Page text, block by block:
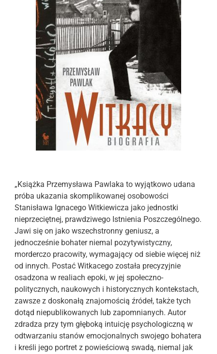
„Książka Przemysława Pawlaka to wyjątkowo udana
próba ukazania skomplikowanej osobowości
Stanisława Ignacego Witkiewicza jako jednostki
nieprzeciętnej, prawdziwego Istnienia Poszczególnego.
Jawi się on jako wszechstronny geniusz, a
jednocześnie bohater niemal pozytywistyczny,
morderczo pracowity, wymagający od siebie więcej niż
od innych. Postać Witkacego została precyzyjnie
osadzona w realiach epoki, w jej społeczno-
politycznych, naukowych i historycznych kontekstach,
zawsze z doskonałą znajomością źródeł, także tych
dotąd niepublikowanych lub zapomnianych. Autor
zdradza przy tym głęboką intuicję psychologiczną w
odtwarzaniu stanów emocjonalnych swojego bohatera
i kreśli jego portret z powieściową swadą, niemal jak